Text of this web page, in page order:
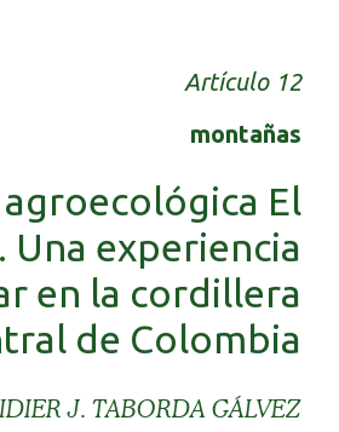
Artículo 12
montañas
agroecológica El
Una experiencia
en la cordillera
de Colombia
J. TABORDA GÁLVEZ